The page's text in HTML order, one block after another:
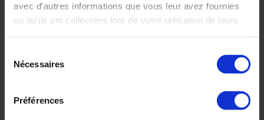
avec d'autres informations que vous leur avez fournies
ou qu'ils ont collectées lors de votre utilisation de leurs
Nécessaires
Préférences